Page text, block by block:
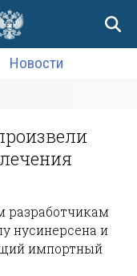
Новости
разработчикам
нусинерсена и
импортный